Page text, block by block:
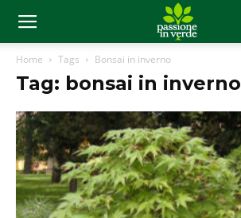
Home Tags Bonsai in inverno
Tag: bonsai in inverno